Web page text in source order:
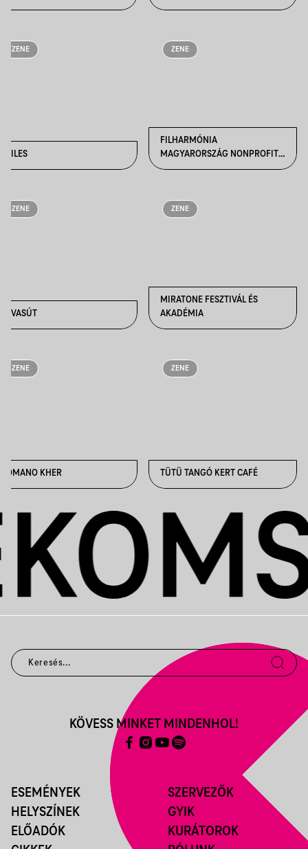
ZENE
EXILES
ZENE
FILHARMÓNIA
MAGYARORSZÁG NONPROFIT
KFT.
ZENE
LÓVASÚT
ZENE
MIRATONE FESZTIVÁL ÉS
AKADÉMIA
ZENE
ROMANO KHER
ZENE
TÜTÜ TANGÓ KERT CAFÉ
ESEMÉNYEK
HELYSZÍNEK
ELŐADÓK
SZERVEZŐK
GYIK
KURÁTOROK
KÖVESS MINKET MINDENHOL!